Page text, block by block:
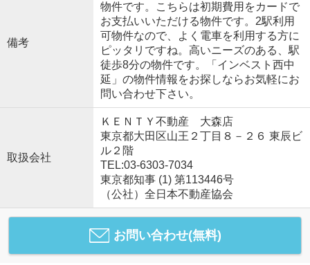
備考
物件です。こちらは初期費用をカードで
お支払いいただける物件です。2駅利用
可物件なので、よく電車を利用する方に
ピッタリですね。高いニーズのある、駅
徒歩8分の物件です。「インベスト西中
延」の物件情報をお探しならお気軽にお
問い合わせ下さい。
取扱会社
ＫＥＮＴＹ不動産 大森店
東京都大田区山王２丁目８－２６ 東辰ビ
ル２階
TEL:03-6303-7034
東京都知事 (1) 第113446号
（公社）全日本不動産協会
お問い合わせ(無料)